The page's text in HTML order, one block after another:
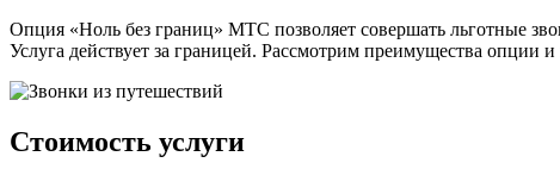
Опция «Ноль без границ» МТС позволяет совершать льготные
Услуга действует за границей. Рассмотрим преимущества
Стоимость услуги